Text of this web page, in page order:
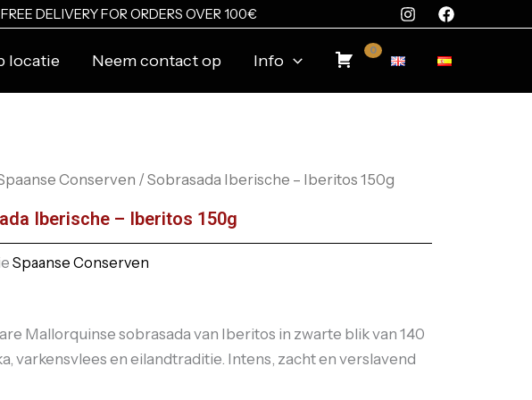
FREE DELIVERY FOR ORDERS OVER 100€
locatie Neem contact op Info
0
Conserven / Sobrasada Iberische – Iberitos 150g
Iberische – Iberitos 150g
Spaanse Conserven
Mallorquinse sobrasada van Iberitos in zwarte blik van 140
varkensvlees en eilandtraditie. Intens, zacht en verslavend